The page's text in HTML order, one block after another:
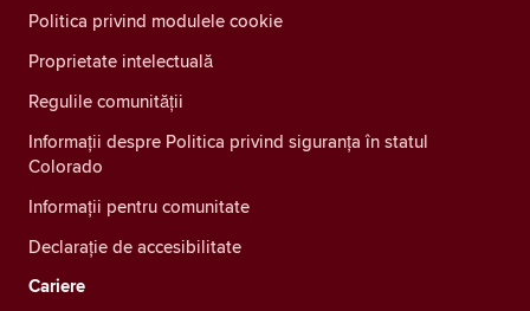
Politica privind modulele cookie
Proprietate intelectuală
Regulile comunității
Informații despre Politica privind siguranța în statul
Colorado
Informații pentru comunitate
Declarație de accesibilitate
Cariere